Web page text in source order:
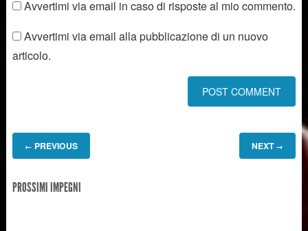
Avvertimi via email in caso di risposte al mio commento.
Avvertimi via email alla pubblicazione di un nuovo
articolo.
← PREVIOUS NEXT →
PROSSIMI IMPEGNI